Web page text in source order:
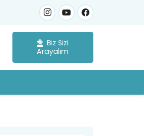
Biz Sizi
Arayalım